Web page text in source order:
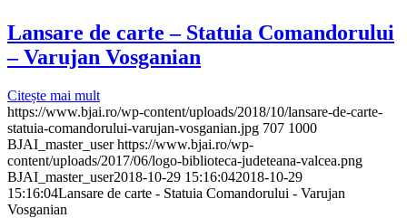
Lansare de carte – Statuia Comandorului
– Varujan Vosganian
Citește mai mult
https://www.bjai.ro/wp-content/uploads/2018/10/lansare-de-carte-
statuia-comandorului-varujan-vosganian.jpg 707 1000
BJAI_master_user https://www.bjai.ro/wp-
content/uploads/2017/06/logo-biblioteca-judeteana-valcea.png
BJAI_master_user2018-10-29 15:16:042018-10-29
15:16:04Lansare de carte - Statuia Comandorului - Varujan
Vosganian